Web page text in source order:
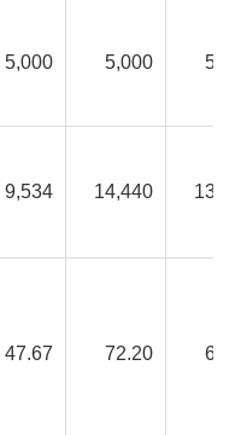
5,000 5,000
9,534 14,440
47.67 72.20